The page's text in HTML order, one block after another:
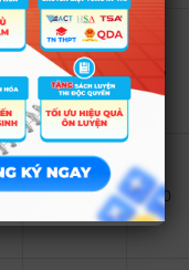
Ngôn ngữ
Italia
75
Ngôn ngữ
200